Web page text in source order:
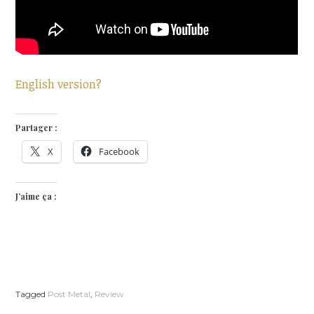
English version?
Partager :
X Facebook
J’aime ça :
Tagged Post Metal, Review